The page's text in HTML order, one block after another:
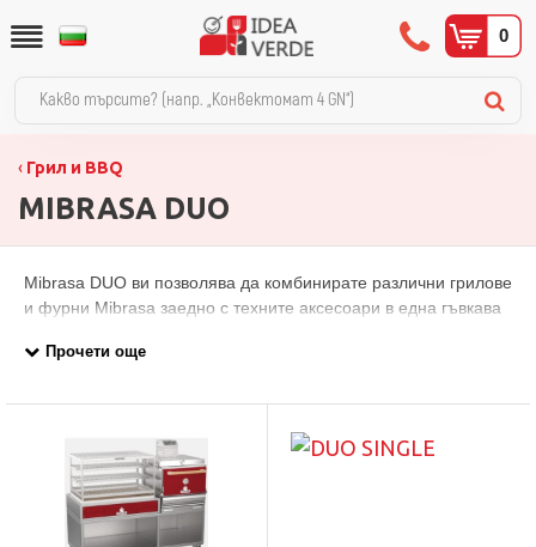
0
Грил и BBQ
MIBRASA DUO
Mibrasa DUO ви позволява да комбинирате различни грилове
и фурни Mibrasa заедно с техните аксесоари в една гъвкава
готвене, намалява натоварването на кухнята и повишава
завършен и елегантен вид изработваме мебелен обков по